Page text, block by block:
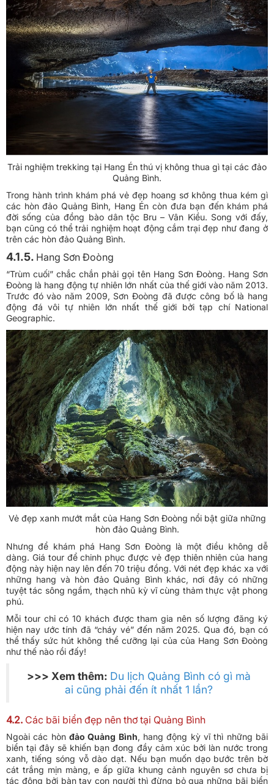
Trải nghiệm trekking tại Hang Én thú vị không thua gì tại các đảo
Quảng Bình.
Trong hành trình khám phá vẻ đẹp hoang sơ không thua kém gì
các hòn đảo Quảng Bình, Hang Én còn đưa bạn đến khám phá
đời sống của đồng bào dân tộc Bru – Vân Kiều. Song với đấy,
bạn cũng có thể trải nghiệm hoạt động cắm trại đẹp như đang ở
trên các hòn đảo Quảng Bình.
4.1.5. Hang Sơn Đoòng
“Trùm cuối” chắc chắn phải gọi tên Hang Sơn Đoòng. Hang Sơn
Đoòng là hang động tự nhiên lớn nhất của thế giới vào năm 2013.
Trước đó vào năm 2009, Sơn Đoòng đã được công bố là hang
động đá vôi tự nhiên lớn nhất thế giới bởi tạp chí National
Geographic.
Vẻ đẹp xanh mướt mắt của Hang Sơn Đoòng nổi bật giữa những
hòn đảo Quảng Bình.
Nhưng để khám phá Hang Sơn Đoòng là một điều không dễ
dàng. Giá tour để chinh phục được vẻ đẹp thiên nhiên của hang
động này hiện nay lên đến 70 triệu đồng. Với nét đẹp khác xa với
những hang và hòn đảo Quảng Bình khác, nơi đây có những
tuyệt tác sông ngầm, thạch nhũ kỳ vĩ cùng thảm thực vật phong
phú.
Mỗi tour chỉ có 10 khách được tham gia nên số lượng đăng ký
hiện nay ước tính đã “cháy vé” đến năm 2025. Qua đó, bạn có
thể thấy sức hút không thể cưỡng lại của của Hang Sơn Đoòng
như thế nào rồi đấy!
>>> Xem thêm: Du lịch Quảng Bình có gì mà
ai cũng phải đến ít nhất 1 lần?
4.2. Các bãi biển đẹp nên thơ tại Quảng Bình
Ngoài các hòn đảo Quảng Bình, hang động kỳ vĩ thì những bãi
biển tại đây sẽ khiến bạn đong đầy cảm xúc bởi làn nước trong
xanh, tiếng sóng vỗ dào dạt. Nếu bạn muốn dạo bước trên bờ
cát trắng mịn màng, e ấp giữa khung cảnh nguyên sơ chưa bị
tác động bởi bàn tay con người thì đừng bỏ qua những bãi biển